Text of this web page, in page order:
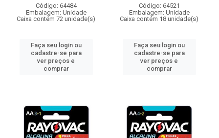
Código: 64484
Embalagem: Unidade
Caixa contém 72 unidade(s)
Faça seu login ou
cadastre-se para
ver preços e
comprar
Código: 64521
Embalagem: Unidade
Caixa contém 18 unidade(s)
Faça seu login ou
cadastre-se para
ver preços e
comprar